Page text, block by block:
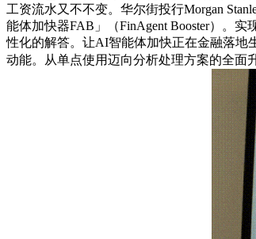
工资流水又不不变。华尔街投行Morgan
能体加快器FAB」（FinAgent Booster）。
性化的解答。让AI智能体加快正在金融落地
动能。从单点使用迈向分析处理方案的全面